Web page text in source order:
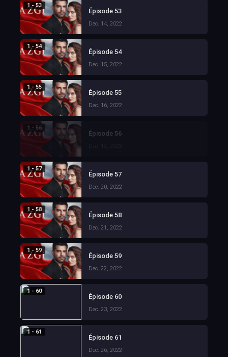
1 - 53
Épisode 53
Dec. 14, 2022
1 - 54
Épisode 54
Dec. 15, 2022
1 - 55
Épisode 55
Dec. 16, 2022
1 - 56
Épisode 56
1 - 57
Épisode 57
Dec. 20, 2022
1 - 58
Épisode 58
Dec. 21, 2022
1 - 59
Épisode 59
Dec. 22, 2022
1 - 60
Épisode 60
Dec. 23, 2022
1 - 61
Épisode 61
Dec. 26, 2022